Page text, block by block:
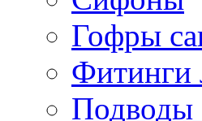
Гофры
Фитинги
Подводы